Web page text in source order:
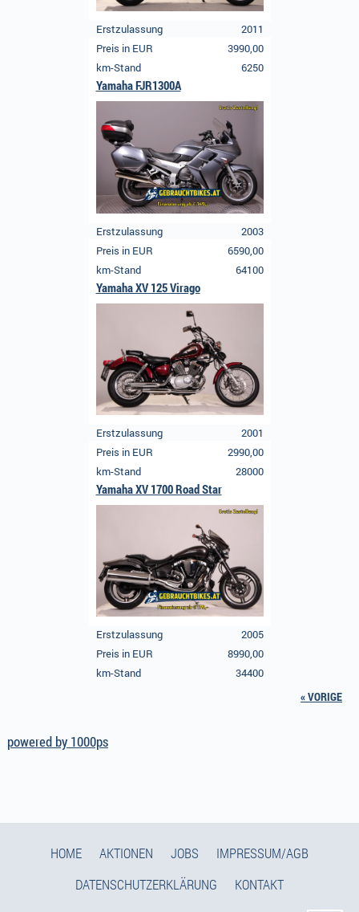
Erstzulassung
2011
Preis in EUR
3990,00
km-Stand
6250
Yamaha FJR1300A
Erstzulassung
2003
Preis in EUR
6590,00
km-Stand
64100
Yamaha XV 125 Virago
Erstzulassung
2001
Preis in EUR
2990,00
km-Stand
28000
Yamaha XV 1700 Road Star
Erstzulassung
2005
Preis in EUR
8990,00
km-Stand
34400
« VORIGE
powered by 1000ps
HOME AKTIONEN JOBS
IMPRESSUM/AGB
DATENSCHUTZERKLÄRUNG
KONTAKT